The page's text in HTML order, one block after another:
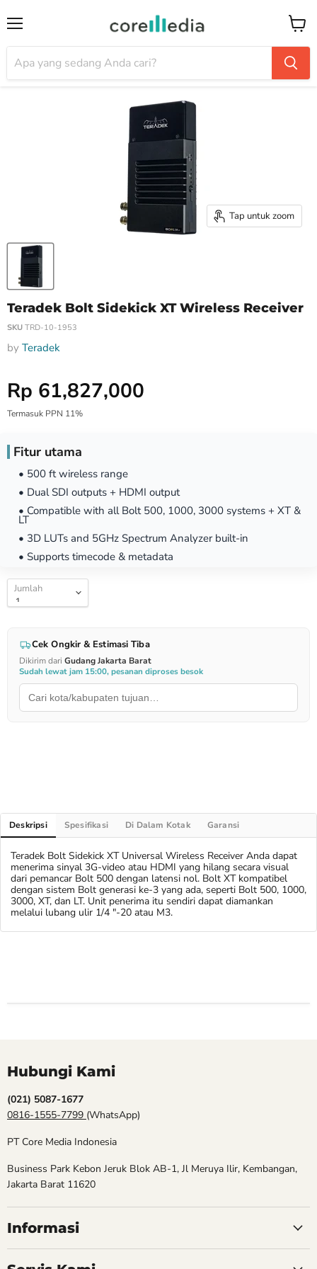
Tap untuk zoom
Teradek Bolt Sidekick XT Wireless Receiver
SKU TRD-10-1953
by Teradek
Harga Special
Rp 61,827,000
Termasuk PPN 11%
Fitur utama
• 500 ft wireless range
• Dual SDI outputs + HDMI output
• Compatible with all Bolt 500, 1000, 3000 systems + XT &
LT
• 3D LUTs and 5GHz Spectrum Analyzer built-in
• Supports timecode & metadata
Jumlah
Cek Ongkir & Estimasi Tiba
Dikirim dari Gudang Jakarta Barat
Sudah lewat jam 15:00, pesanan diproses besok
Deskripsi Spesifikasi Di Dalam Kotak Garansi
Teradek Bolt Sidekick XT Universal Wireless Receiver Anda dapat
menerima sinyal 3G-video atau HDMI yang hilang secara visual
dari pemancar Bolt 500 dengan latensi nol. Bolt XT kompatibel
dengan sistem Bolt generasi ke-3 yang ada, seperti Bolt 500, 1000,
3000, XT, dan LT. Unit penerima itu sendiri dapat diamankan
melalui lubang ulir 1/4 "-20 atau M3.
Hubungi Kami
(021) 5087-1677
0816-1555-7799 (WhatsApp)
PT Core Media Indonesia
Business Park Kebon Jeruk Blok AB-1, Jl Meruya Ilir, Kembangan,
Jakarta Barat 11620
Informasi